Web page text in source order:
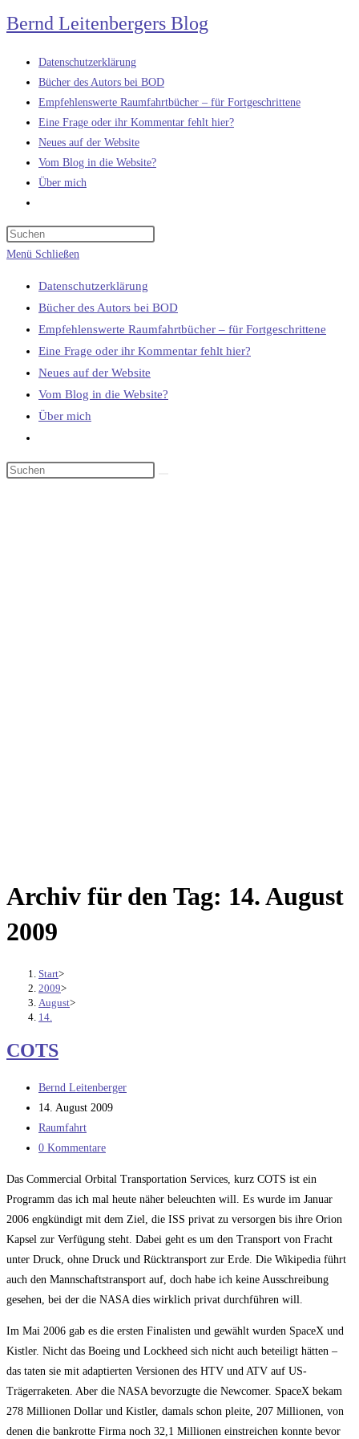
Zum
Inhalt
springen
Bernd Leitenbergers Blog
Datenschutzerklärung
Bücher des Autors bei BOD
Empfehlenswerte Raumfahrtbücher – für Fortgeschrittene
Eine Frage oder ihr Kommentar fehlt hier?
Neues auf der Website
Vom Blog in die Website?
Über mich
umschalten
Menü Schließen
Datenschutzerklärung
Bücher des Autors bei BOD
Empfehlenswerte Raumfahrtbücher – für Fortgeschrittene
Eine Frage oder ihr Kommentar fehlt hier?
Neues auf der Website
Vom Blog in die Website?
Über mich
umschalten
Archiv für den Tag: 14. August
2009
Start>
2009>
August>
14.
COTS
Beitrags-
Autor:
Bernd Leitenberger
Beitrag
veröffentlicht:
14. August 2009
Beitrags-
Kategorie:
Raumfahrt
Beitrags-
0 Kommentare
Das Commercial Orbital Transportation Services, kurz COTS ist ein
Programm das ich mal heute näher beleuchten will. Es wurde im Januar
2006 engkündigt mit dem Ziel, die ISS privat zu versorgen bis ihre Orion
Kapsel zur Verfügung steht. Dabei geht es um den Transport von Fracht
unter Druck, ohne Druck und Rücktransport zur Erde. Die Wikipedia führt
auch den Mannschaftstransport auf, doch habe ich keine Ausschreibung
gesehen, bei der die NASA dies wirklich privat durchführen will.
Im Mai 2006 gab es die ersten Finalisten und gewählt wurden SpaceX und
Kistler. Nicht das Boeing und Lockheed sich nicht auch beteiligt hätten –
das taten sie mit adaptierten Versionen des HTV und ATV auf US-
Trägerraketen. Aber die NASA bevorzugte die Newcomer. SpaceX bekam
278 Millionen Dollar und Kistler, damals schon pleite, 207 Millionen, von
denen die bankrotte Firma noch 32,1 Millionen einstreichen konnte bevor